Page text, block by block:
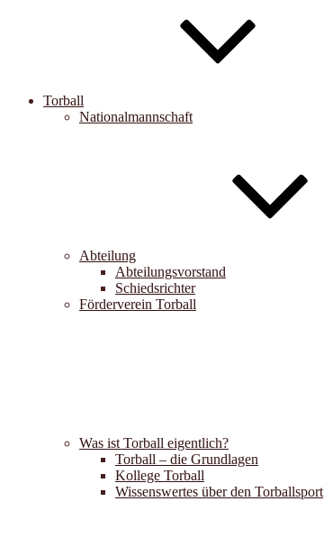
Torball
Nationalmannschaft
Abteilung
Abteilungsvorstand
Schiedsrichter
Förderverein Torball
Was ist Torball eigentlich?
Torball – die Grundlagen
Kollege Torball
Wissenswertes über den Torballsport